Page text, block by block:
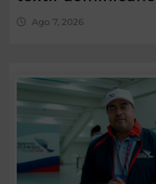
Ago 7, 2026